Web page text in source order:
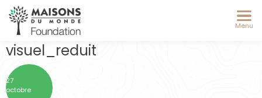
Menu
visuel_reduit
27
octobre